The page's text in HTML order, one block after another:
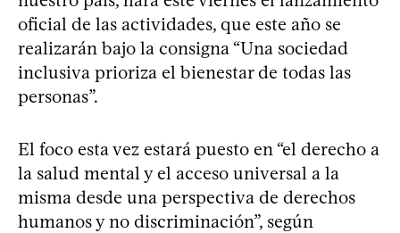
oficial de las actividades, que este año se
realizarán bajo la consigna “Una sociedad
inclusiva prioriza el bienestar de todas las
personas”.
El foco esta vez estará puesto en “el derecho a
la salud mental y el acceso universal a la
misma desde una perspectiva de derechos
humanos y no discriminación”, según